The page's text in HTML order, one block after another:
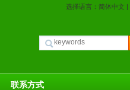
选择语言： 简体中文 |
联系方式